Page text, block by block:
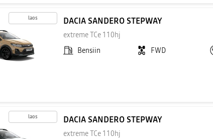
laos DACIA SANDERO STEPWAY
extreme TCe 110hj
Bensiin FWD
laos DACIA SANDERO STEPWAY
extreme TCe 110hj